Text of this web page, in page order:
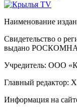
Наименование
Свидетельство о
выдано
Учредитель: ООО
Главный редактор:
Информация на